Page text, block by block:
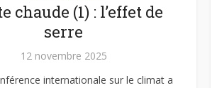
chaude (1) : l’effet de
serre
12 novembre 2025
internationale sur le climat a